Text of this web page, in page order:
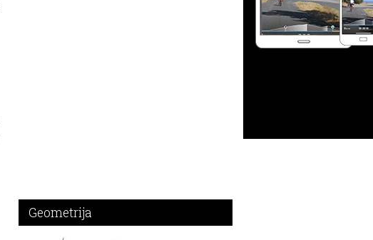
Geometrija